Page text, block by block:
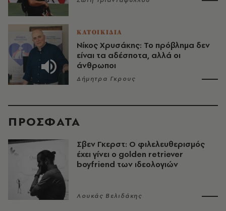
ΚΑΤΟΙΚΙΔΙΑ
Νίκος Χρυσάκης: Το πρόβλημα δεν
είναι τα αδέσποτα, αλλά οι
άνθρωποι
Δήμητρα Γκρους
ΠΡΟΣΦΑΤΑ
Σβεν Γκερστ: Ο φιλελευθερισμός
έχει γίνει ο golden retriever
boyfriend των ιδεολογιών
Λουκάς Βελιδάκης